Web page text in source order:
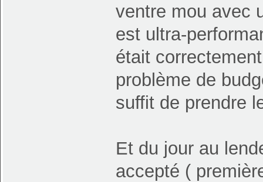
ventre mou avec
est ultra-
était
problème de
suffit de prendre
Et du jour au
accepté (